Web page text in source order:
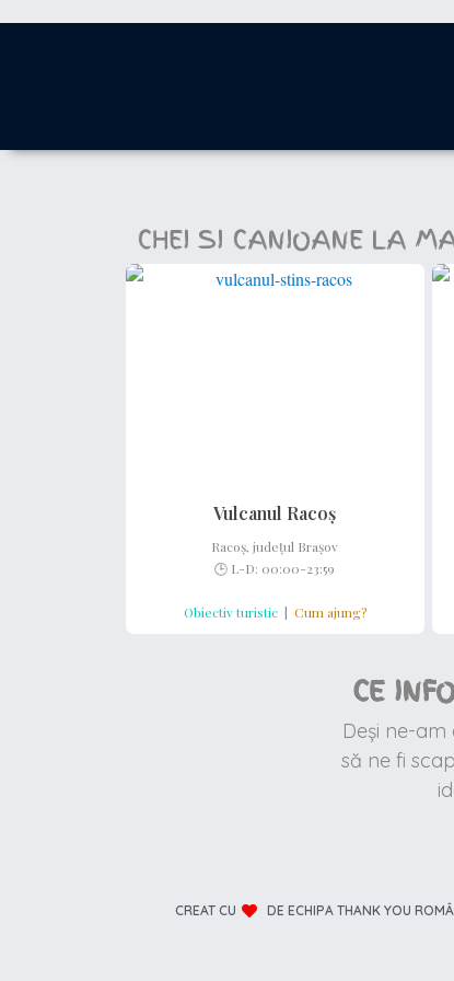
CHEI SI CANIOANE LA
Vulcanul Racoș
Racoș, județul Brașov
🕒 L-D: 00:00-23:59
Obiectiv turistic | Cum ajung?
CE
Deși ne-
să ne fi
CREAT CU DE ECHIPA THANK YOU